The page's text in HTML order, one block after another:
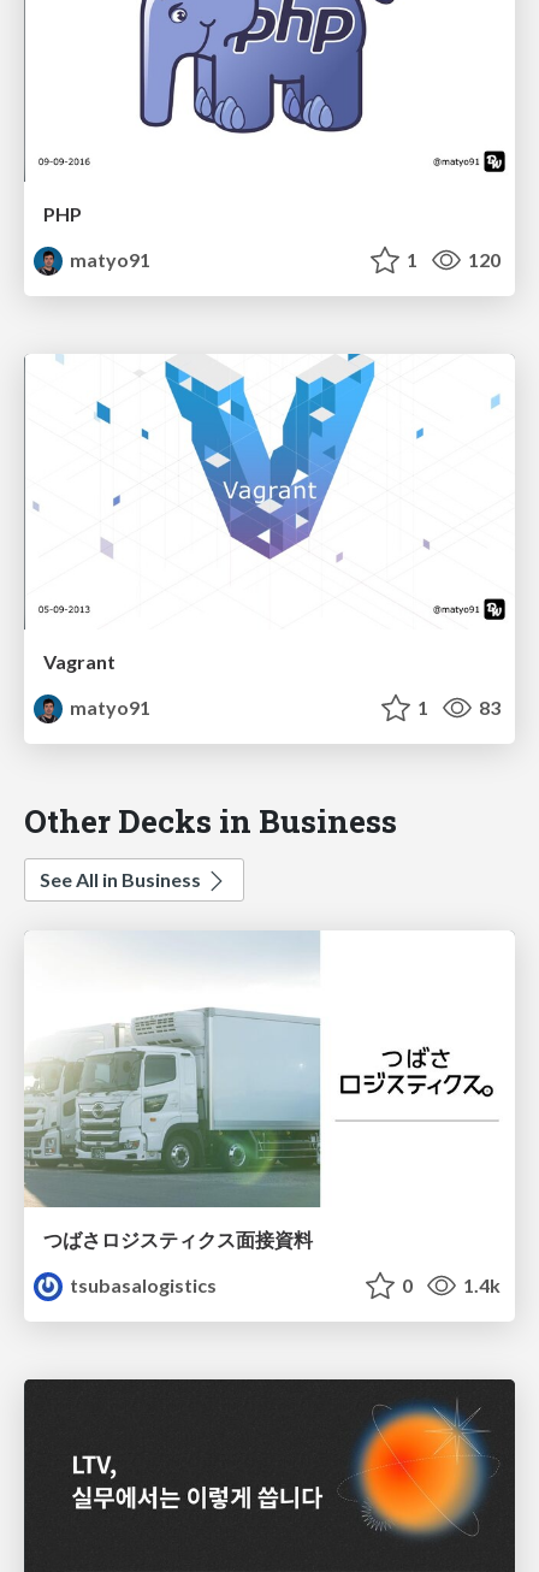
PHP
matyo91
1 120
Vagrant
matyo91
1 83
Other Decks in Business
See All in Business
つばさロジスティクス面接資料
tsubasalogistics
0 1.4k